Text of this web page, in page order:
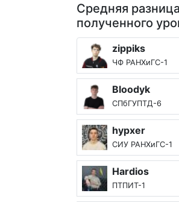
Средняя
полученного
zippiks
ЧФ РАНХиГС-1
Bloodyk
СПбГУПТД-6
hypxer
СИУ РАНХиГС-1
Hardios
ПТПИТ-1